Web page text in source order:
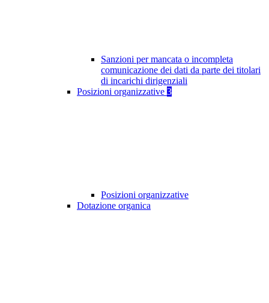
Sanzioni per mancata o incompleta
comunicazione dei dati da parte dei titolari
di incarichi dirigenziali
Posizioni organizzative 3
Posizioni organizzative
Dotazione organica